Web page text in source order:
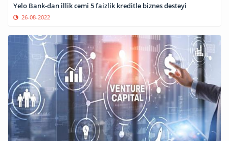
Yelo Bank-dan illik cəmi 5 faizlik kreditlə biznes dəstəyi
26-08-2022